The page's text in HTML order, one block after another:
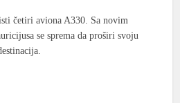
četiri aviona A330. Sa novim
se sprema da proširi svoju